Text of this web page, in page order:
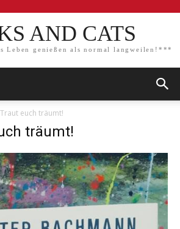
AND CATS
Leben genießen als normal langweilen!***
Traut euch träumt!
träumt!